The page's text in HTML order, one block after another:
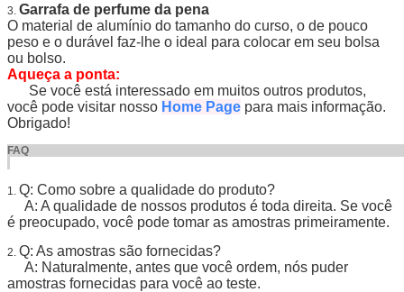
3. Garrafa de perfume da pena
O material de alumínio do tamanho do curso, o de pouco
peso e o durável faz-lhe o ideal para colocar em seu bolsa
ou bolso.
Aqueça a ponta:
Se você está interessado em muitos outros produtos,
você pode visitar nosso Home Page para mais informação.
Obrigado!
1. Q: Como sobre a qualidade do produto?
A: A qualidade de nossos produtos é toda direita. Se você
é preocupado, você pode tomar as amostras primeiramente.
2. Q: As amostras são fornecidas?
A: Naturalmente, antes que você ordem, nós puder
amostras fornecidas para você ao teste.